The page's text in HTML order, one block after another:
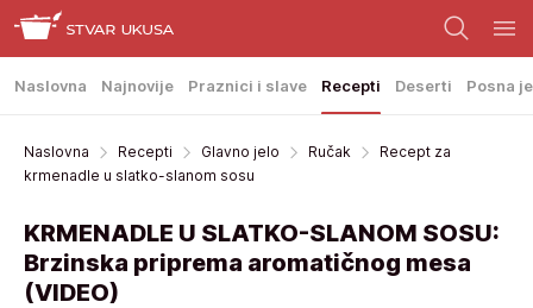
Naslovna Najnovije Praznici i slave Recepti Deserti Posna
Naslovna Recepti Glavno jelo Ručak
Recept za
krmenadle u slatko-slanom sosu
KRMENADLE U SLATKO-SLANOM SOSU:
Brzinska priprema aromatičnog mesa
(VIDEO)